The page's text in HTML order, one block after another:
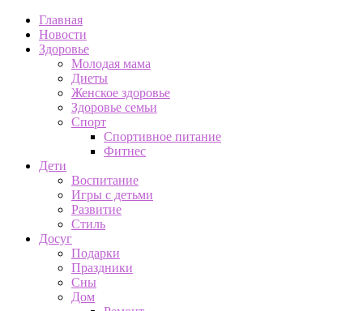
Главная
Новости
Здоровье
Молодая мама
Диеты
Женское здоровье
Здоровье семьи
Спорт
Спортивное питание
Фитнес
Дети
Воспитание
Игры с детьми
Развитие
Стиль
Досуг
Подарки
Праздники
Сны
Дом